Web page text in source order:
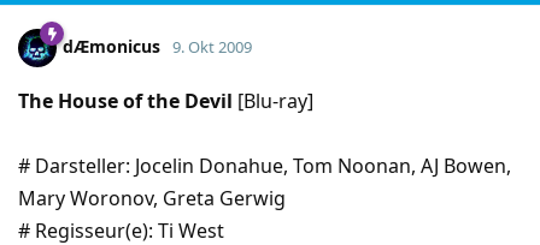
dÆmonicus 9. Okt 2009
The House of the Devil [Blu-ray]
# Darsteller: Jocelin Donahue, Tom Noonan, AJ Bowen,
Mary Woronov, Greta Gerwig
# Regisseur(e): Ti West